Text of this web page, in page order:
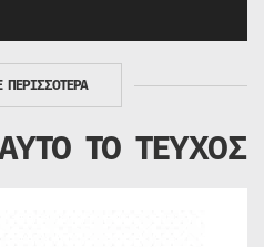
ΠΕΡΙΣΣΟΤΕΡΑ
ΤΟ ΤΕΥΧΟΣ